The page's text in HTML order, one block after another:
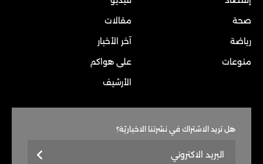
صحة
رياضة
منوعات
مقالات
آخر الأخبار
على هواكم
الأرشيف
هل تريد الاشتراك في نشرتنا الاخباريّة؟